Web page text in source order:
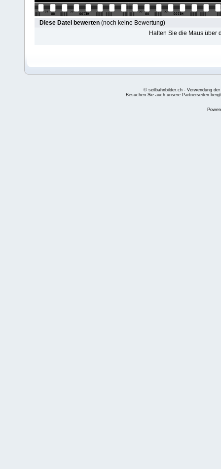
Diese Datei bewerten (noch keine Bewertung)
Halten Sie die Maus über
© seilbahnbilder.ch - Verwendung
Besuchen Sie auch unsere Partnerseiten